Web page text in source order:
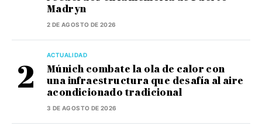
Madryn
2 DE AGOSTO DE 2026
ACTUALIDAD
Múnich combate la ola de calor con
una infraestructura que desafía al aire
acondicionado tradicional
3 DE AGOSTO DE 2026